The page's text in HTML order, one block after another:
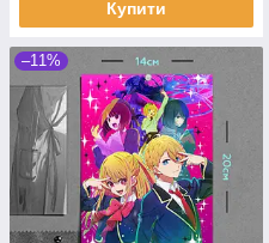
Купити
–11%